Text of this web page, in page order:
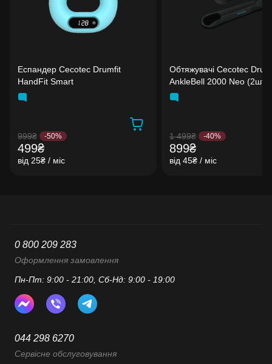
Еспандер Cecotec Drumfit
HandFit Smart
999₴ -50%
499₴
від 25₴ / міс
Обтяжувачі Cecotec
AnkleBell 2000 Neo (2шт
1 499₴ -40%
899₴
від 45₴ / міс
0 800 209 283
Оформлення замовлення
Пн-Пт: 9:00 - 21:00, Сб-Нд: 9:00 - 19:00
044 298 6270
Сервісне обслуговування